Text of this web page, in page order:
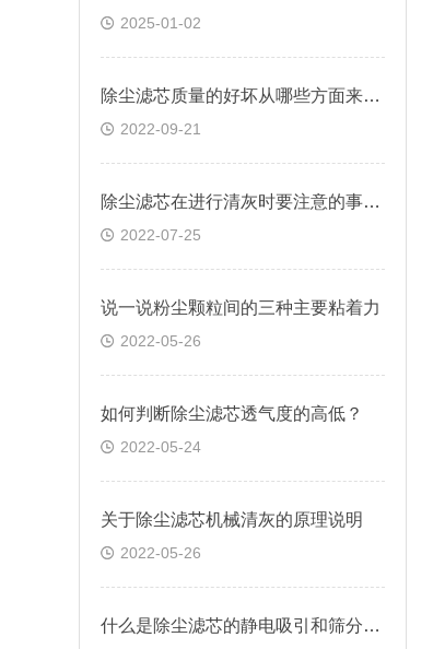
2025-01-02
除尘滤芯质量的好坏从哪些方面来判断？
2022-09-21
除尘滤芯在进行清灰时要注意的事项有哪些
2022-07-25
说一说粉尘颗粒间的三种主要粘着力
2022-05-26
如何判断除尘滤芯透气度的高低？
2022-05-24
关于除尘滤芯机械清灰的原理说明
2022-05-26
什么是除尘滤芯的静电吸引和筛分效应